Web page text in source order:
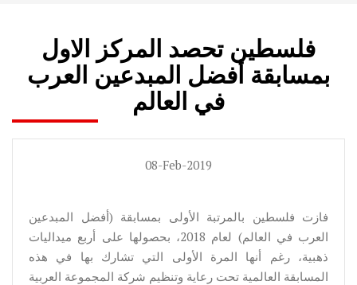
فلسطين تحصد المركز الاول
بمسابقة أفضل المبدعين العرب
في العالم
08-Feb-2019
فازت فلسطين بالمرتبة الأولى بمسابقة (أفضل المبدعين
العرب في العالم) لعام 2018، بحصولها على أربع ميداليات
ذهبية، رغم أنها المرة الأولى التي تشارك بها في هذه
المسابقة العالمية تحت رعاية وتنظيم شركة المجموعة العربية